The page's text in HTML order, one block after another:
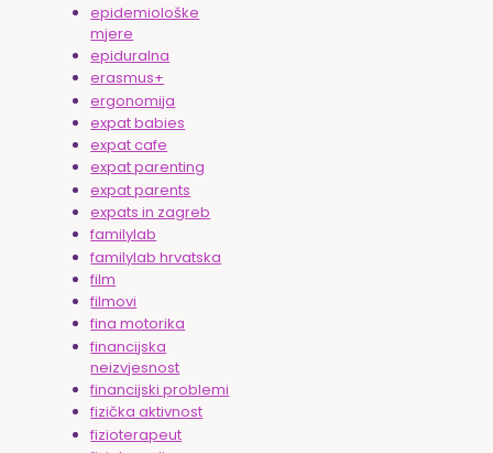
epidemiološke
mjere
epiduralna
erasmus+
ergonomija
expat babies
expat cafe
expat parenting
expat parents
expats in zagreb
familylab
familylab hrvatska
film
filmovi
fina motorika
financijska
neizvjesnost
financijski problemi
fizička aktivnost
fizioterapeut